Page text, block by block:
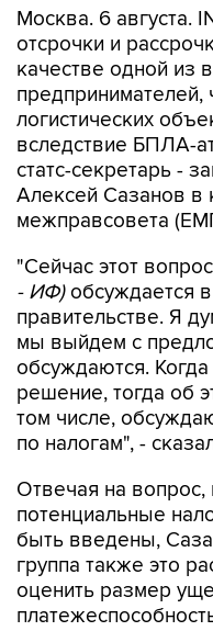
Москва. 6 августа.
отсрочки и
качестве одной из
предпринимателей,
логистических
вследствие БПЛА-
статс-секретарь -
Алексей Сазанов в
межправсовета
"Сейчас этот вопрос
- ИФ)обсуждается
правительстве. Я
мы выйдем с
обсуждаются.
решение, тогда об
том числе,
по налогам", -
Отвечая на
потенциальные
быть введены,
группа также это
оценить размер